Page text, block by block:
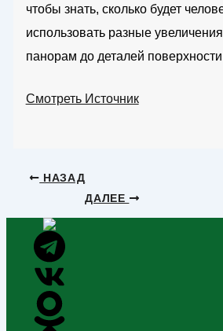
чтобы знать, сколько будет
использовать разные
панорам до деталей
Смотреть Источник
НАЗАД
ДАЛЕЕ